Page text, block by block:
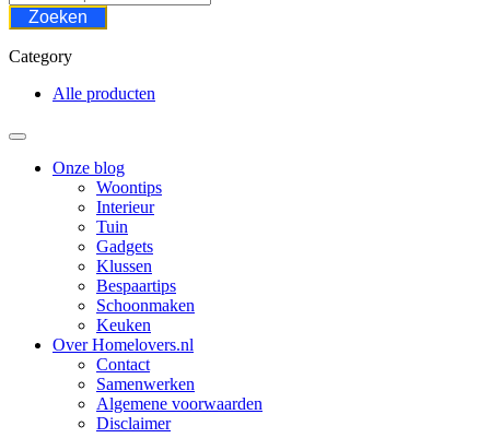
Zoeken
Category
Alle producten
Onze blog
Woontips
Interieur
Tuin
Gadgets
Klussen
Bespaartips
Schoonmaken
Keuken
Over Homelovers.nl
Contact
Samenwerken
Algemene voorwaarden
Disclaimer